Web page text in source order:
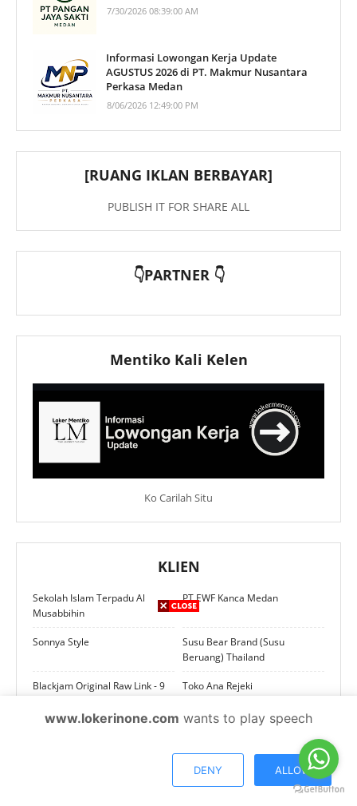
7/30/2026 08:39:00 AM
Informasi Lowongan Kerja Update
AGUSTUS 2026 di PT. Makmur Nusantara
Perkasa Medan
8/06/2026 12:49:00 PM
[RUANG IKLAN BERBAYAR]
PUBLISH IT FOR SHARE ALL
👇PARTNER 👇
Mentiko Kali Kelen
Ko Carilah Situ
KLIEN
Sekolah Islam Terpadu Al
Musabbihin
PT EWF Kanca Medan
Sonnya Style
Susu Bear Brand (Susu
Beruang) Thailand
Blackjam Original Raw Link - 9
Toko Ana Rejeki
PT Infomedia Solusi Humanika
Indomobil Nissan | IKLAN
www.lokerinone.com wants to play speech
DENY ALLOW